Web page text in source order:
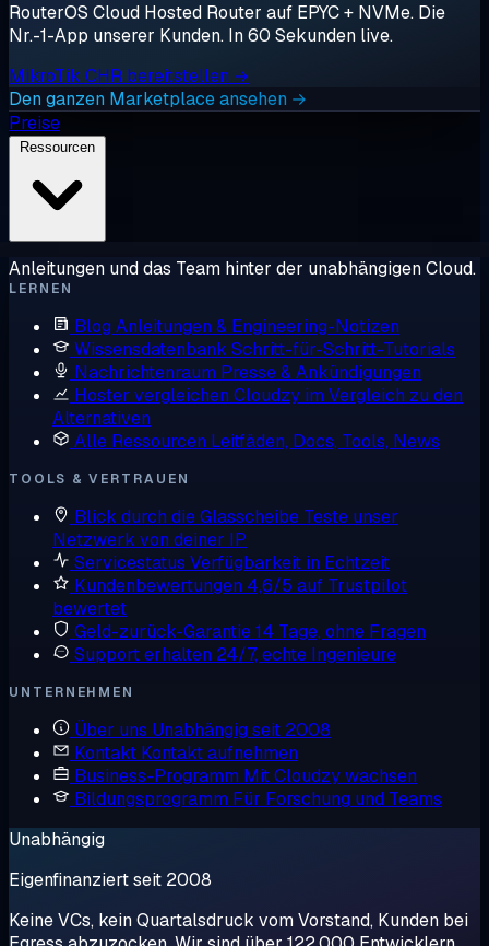
RouterOS Cloud Hosted Router auf EPYC + NVMe. Die
Nr.-1-App unserer Kunden. In 60 Sekunden live.
MikroTik CHR bereitstellen →
Den ganzen Marketplace ansehen →
Preise
Anleitungen und das Team hinter der unabhängigen Cloud.
LERNEN
Blog Anleitungen & Engineering-Notizen
Wissensdatenbank Schritt-für-Schritt-Tutorials
Nachrichtenraum Presse & Ankündigungen
Hoster vergleichen Cloudzy im Vergleich zu den
Alternativen
Alle Ressourcen Leitfäden, Docs, Tools, News
TOOLS & VERTRAUEN
Blick durch die Glasscheibe Teste unser
Netzwerk von deiner IP
Servicestatus Verfügbarkeit in Echtzeit
Kundenbewertungen 4,6/5 auf Trustpilot
bewertet
Geld-zurück-Garantie14 Tage, ohne Fragen
Support erhalten 24/7, echte Ingenieure
UNTERNEHMEN
Über uns Unabhängig seit 2008
Kontakt Kontakt aufnehmen
Business-Programm Mit Cloudzy wachsen
Bildungsprogramm Für Forschung und Teams
Unabhängig
Eigenfinanziert seit 2008
Keine VCs, kein Quartalsdruck vom Vorstand, Kunden bei